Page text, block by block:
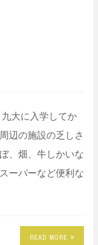
大に入学してか
辺の施設の乏しさ
、畑、牛しかいな
ーパーなど便利な
READ MORE